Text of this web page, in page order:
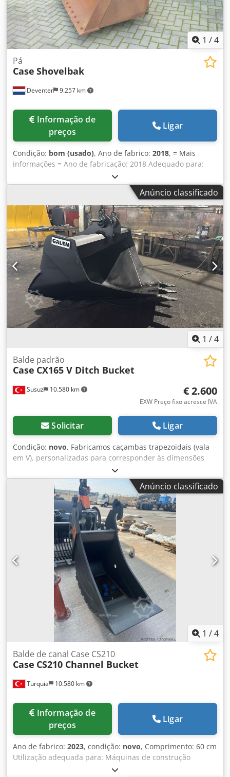
1 /4
Deventer 9.257 km
Pá
Case Shovelbak
preços
Ligar
Condição: bom (usado), Ano de fabrico: 2018, = Mais
informações = Ano de fabricação: 2018 Adequado para:
Máquinas de construção Sistema de troca rápida: Sim
Condição técnica: boa Cjdpfewwtg Sex Alfsrf Condição
visual: boa Por favor, entre em contato com Gerrit
Haverhoek para mais informações.
Anúncio classificado
1 /4
Susuz 10.580 km
Balde padrão
Case CX165 V Ditch Bucket
€ 2.600
EXW Preço fixo acresce IVA
Solicitar Ligar
Condição: novo, Fabricamos caçambas trapezoidais (vala
em V), personalizadas para corresponder às dimensões
específicas do seu canal Cedpfown E A Hex Alforf
Anúncio classificado
1 /4
Turquia 10.580 km
Balde de canal Case CS210
Case CS210 Channel Bucket
preços
Ligar
Ano de fabrico: 2023, condição: novo, Comprimento: 60 cm
Utilização adequada para: Máquinas de construção
Capacidade do espaço de carga: 500 l Csdpfjpq Tbujx